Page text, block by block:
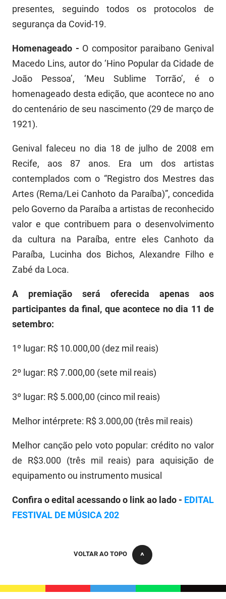
presentes, seguindo todos os protocolos de
segurança da Covid-19.
Homenageado - O compositor paraibano Genival
Macedo Lins, autor do ‘Hino Popular da Cidade de
João Pessoa’, ‘Meu Sublime Torrão’, é o
homenageado desta edição, que acontece no ano
do centenário de seu nascimento (29 de março de
1921).
Genival faleceu no dia 18 de julho de 2008 em
Recife, aos 87 anos. Era um dos artistas
contemplados com o “Registro dos Mestres das
Artes (Rema/Lei Canhoto da Paraíba)”, concedida
pelo Governo da Paraíba a artistas de reconhecido
valor e que contribuem para o desenvolvimento
da cultura na Paraíba, entre eles Canhoto da
Paraíba, Lucinha dos Bichos, Alexandre Filho e
Zabé da Loca.
A premiação será oferecida apenas aos
participantes da final, que acontece no dia 11 de
setembro:
1º lugar: R$ 10.000,00 (dez mil reais)
2º lugar: R$ 7.000,00 (sete mil reais)
3º lugar: R$ 5.000,00 (cinco mil reais)
Melhor intérprete: R$ 3.000,00 (três mil reais)
Melhor canção pelo voto popular: crédito no valor
de R$3.000 (três mil reais) para aquisição de
equipamento ou instrumento musical
Confira o edital acessando o link ao lado - EDITAL
FESTIVAL DE MÚSICA 202
VOLTAR AO TOPO